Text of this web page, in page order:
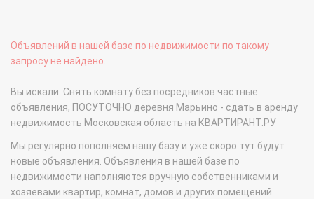
Объявлений в нашей базе по недвижимости по такому
запросу не найдено...
Вы искали: Снять комнату без посредников частные
объявления, ПОСУТОЧНО деревня Марьино - сдать в аренду
недвижимость Московская область на КВАРТИРАНТ.РУ
Мы регулярно пополняем нашу базу и уже скоро тут будут
новые объявления. Объявления в нашей базе по
недвижимости наполняются вручную собственниками и
хозяевами квартир, комнат, домов и других помещений.